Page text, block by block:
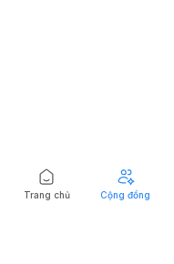
Trang chủ Cộng đồng